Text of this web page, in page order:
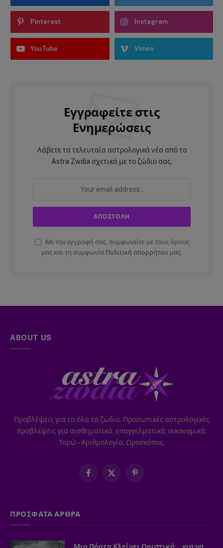
Pinterest Instagram
YouTube Vimeo
Εγγραφείτε στις
Ενημερώσεις
Λάβετε τα τελευταία αστρολογικά νέα από το
Astra Zwdia σχετικά με το ζώδιο σας.
Με την εγγραφή σας, συμφωνείτε με τους όρους
μας και τη συμφωνία Πολιτική απορρήτου μας.
ABOUT US
Προβλέψεις για τα όλα τα ζώδια. Προσωπικές αστρολογικές
προβλέψεις για αισθηματικά, επαγγελματικά, οικονομικά.
Ταρώ – Αριθμολογία, Ωροσκόπος.
Facebook
X
Pinterest
ΠΡΟΣΦΑΤΑ ΑΡΘΡΑ